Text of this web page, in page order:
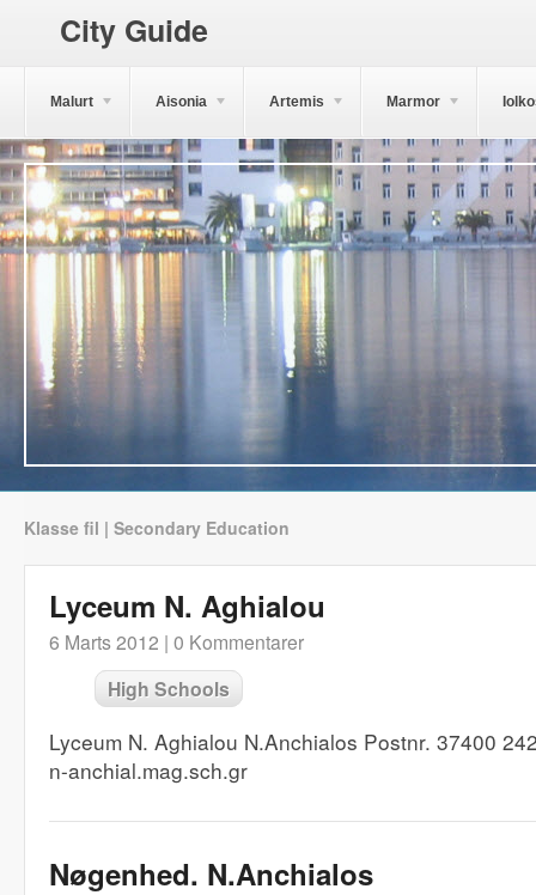
City Guide
Malurt Aisonia Artemis Marmor
Klasse fil | Secondary Education
Lyceum N. Aghialou
6 Marts 2012 | 0 Kommentarer
High Schools
Lyceum N. Aghialou N.Anchialos Postnr. 37400
n-anchial.mag.sch.gr
Nøgenhed. N.Anchialos